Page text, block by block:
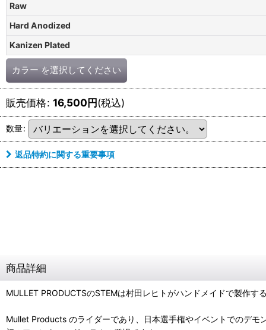
Raw
Hard Anodized
Kanizen Plated
カラー を選択してください
販売価格: 16,500円(税込)
数量:
返品特約に関する重要事項
商品詳細
MULLET PRODUCTSのSTEMは村田レヒトがハンドメイドで製作す
Mullet Products のライダーであり、日本選手権やイベントでのデ